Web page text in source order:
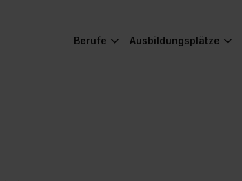
Berufe Ausbildungsplätze